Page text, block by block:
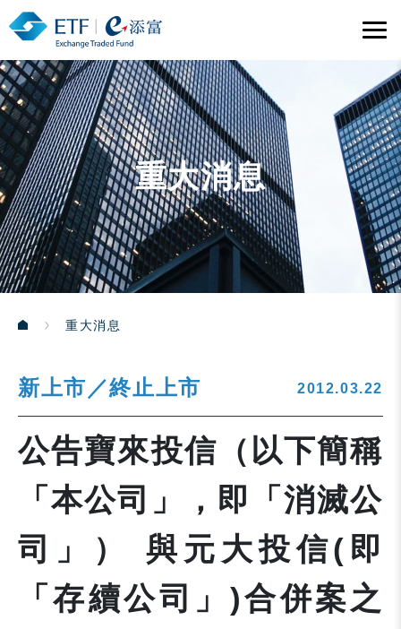
重大消息
重大消息
新上市／終止上市 2012.03.22
公告寶來投信（以下簡稱
「本公司」，即「消滅公
司」） 與元大投信(即
「存續公司」)合併案之